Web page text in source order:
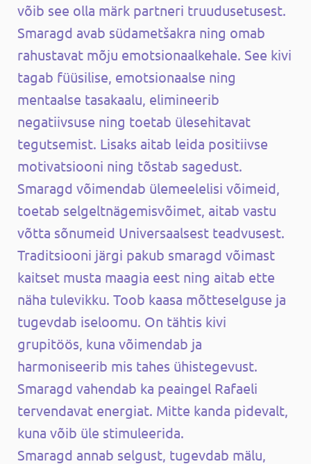
võib see olla märk partneri truudusetusest.
Smaragd avab südametšakra ning omab
rahustavat mõju emotsionaalkehale. See kivi
tagab füüsilise, emotsionaalse ning
mentaalse tasakaalu, elimineerib
negatiivsuse ning toetab ülesehitavat
tegutsemist. Lisaks aitab leida positiivse
motivatsiooni ning tõstab sagedust.
Smaragd võimendab ülemeelelisi võimeid,
toetab selgeltnägemisvõimet, aitab vastu
võtta sõnumeid Universaalsest teadvusest.
Traditsiooni järgi pakub smaragd võimast
kaitset musta maagia eest ning aitab ette
näha tulevikku. Toob kaasa mõtteselguse ja
tugevdab iseloomu. On tähtis kivi
grupitöös, kuna võimendab ja
harmoniseerib mis tahes ühistegevust.
Smaragd vahendab ka peaingel Rafaeli
tervendavat energiat. Mitte kanda pidevalt,
kuna võib üle stimuleerida.
Smaragd annab selgust, tugevdab mälu,